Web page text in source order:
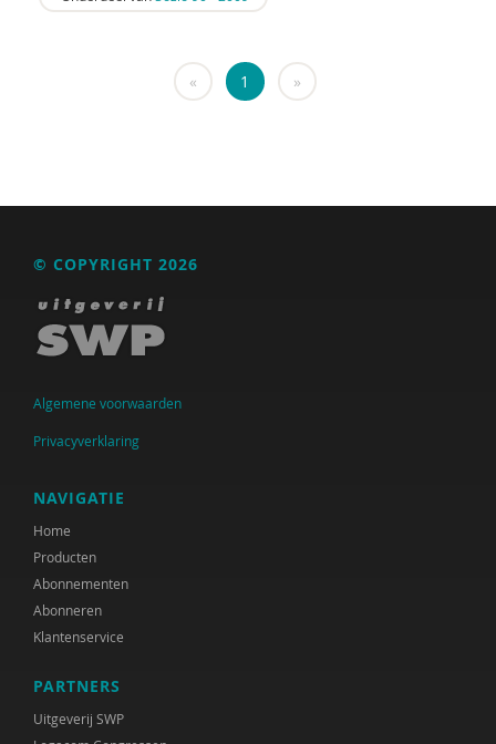
Nederlandse Sportalliantie m.m.v. Stichting
Raad voor Volksgezondheid & Samenleving
Ramirelsyla Eloise
Regioplan
Sonja
United Nations Office for Disaster Risk Reduction
VGN
World Health Organization
WRR
René .C. Hoksbergen
Jeugdautoriteit (JA)
« 1 »
© COPYRIGHT 2026
Algemene voorwaarden
Privacyverklaring
NAVIGATIE
Home
Producten
Abonnementen
Abonneren
Klantenservice
PARTNERS
Uitgeverij SWP